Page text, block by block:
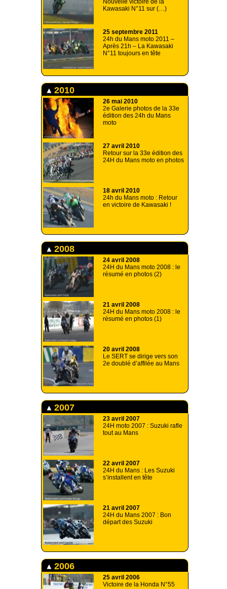
Nouvelle victoire de la
Kawasaki N°11 sur (…)
25 septembre 2011
24h du Mans moto 2011 –
Après 21h – La Kawasaki
N°11 toujours en tête
2010
26 mai 2010
2e Galerie photos de la 33e
édition des 24h du Mans
moto
27 avril 2010
Retour sur la 33e édition des
24H du Mans moto en photos
18 avril 2010
24h du Mans moto : Retour
en victoire de Kawasaki !
2008
24 avril 2008
24H du Mans moto 2008 : le
résumé en photos (2)
21 avril 2008
24H du Mans moto 2008 : le
résumé en photos (1)
20 avril 2008
Le SERT se dirige vers son
2e doublé d’affilée au Mans
2007
23 avril 2007
24H moto 2007 : Suzuki rafle
tout au Mans
22 avril 2007
24H du Mans : Les Suzuki
s’installent en tête
21 avril 2007
24H du Mans 2007 : Bon
départ des Suzuki
2006
25 avril 2006
Victoire de la Honda N°55